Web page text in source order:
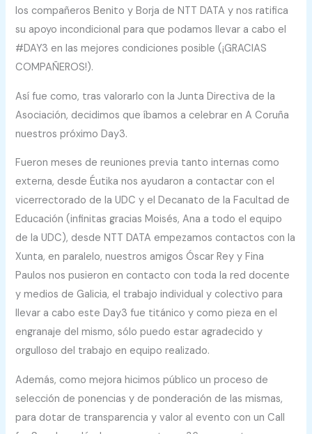
los compañeros Benito y Borja de NTT DATA y nos ratifica
su apoyo incondicional para que podamos llevar a cabo el
#DAY3 en las mejores condiciones posible (¡GRACIAS
COMPAÑEROS!).
Así fue como, tras valorarlo con la Junta Directiva de la
Asociación, decidimos que íbamos a celebrar en A Coruña
nuestros próximo Day3.
Fueron meses de reuniones previa tanto internas como
externa, desde Éutika nos ayudaron a contactar con el
vicerrectorado de la UDC y el Decanato de la Facultad de
Educación (infinitas gracias Moisés, Ana a todo el equipo
de la UDC), desde NTT DATA empezamos contactos con la
Xunta, en paralelo, nuestros amigos Óscar Rey y Fina
Paulos nos pusieron en contacto con toda la red docente
y medios de Galicia, el trabajo individual y colectivo para
llevar a cabo este Day3 fue titánico y como pieza en el
engranaje del mismo, sólo puedo estar agradecido y
orgulloso del trabajo en equipo realizado.
Además, como mejora hicimos público un proceso de
selección de ponencias y de ponderación de las mismas,
para dotar de transparencia y valor al evento con un Call